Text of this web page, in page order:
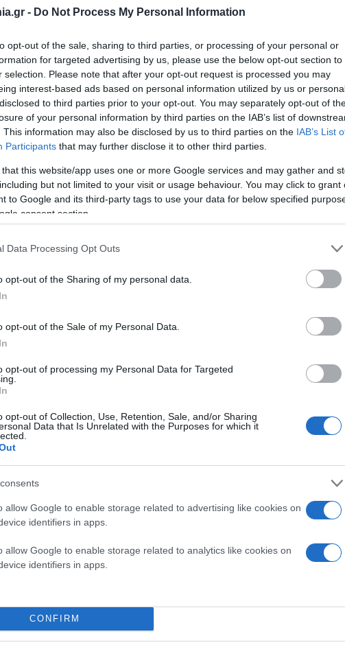
- Do Not Process My Personal Information
opt-out of the sale, sharing to third parties, or processing of your personal or
for targeted advertising by us, please use the below opt-out section to
selection. Please note that after your opt-out request is processed you may
interest-based ads based on personal information utilized by us or
to third parties prior to your opt-out. You may separately opt-out of
of your personal information by third parties on the IAB’s list of
This information may also be disclosed by us to third parties on the IAB’s List
Participants that may further disclose it to other third parties.
that this website/app uses one or more Google services and may gather and
but not limited to your visit or usage behaviour. You may click to grant
to Google and its third-party tags to use your data for below specified
consent section.
Data Processing Opt Outs
opt-out of the Sharing of my personal data.
opt-out of the Sale of my Personal Data.
opt-out of processing my Personal Data for Targeted
opt-out of Collection, Use, Retention, Sale, and/or Sharing
Data that Is Unrelated with the Purposes for which it
allow Google to enable storage related to advertising like cookies on
identifiers in apps.
allow Google to enable storage related to analytics like cookies on
identifiers in apps.
CONFIRM
- Εντοπίστηκαν φορτηγά, να μεταφέρουν, χωρίς
πρωινές ώρες, εξερχόμενα στο λιμάνι της Μυκόνου
- Ανώνυμη εταιρεία με ηλεκτρολογικά υλικά στη
εκδώσει τιμολόγια. Σφραγίστηκε και ήδη ελέγχεται και
- Σφραγίστηκε το κατάστημα συνεταιρισμού,
- Για τους ίδιους λόγους, σφραγίστηκαν άλλες
Σύμφωνα με τους σχεδιασμούς της ΑΑΔΕ, οι έλεγχοι
δεν υπάρχει έντονη τουριστική κίνηση, η φοροδιαφυγή
Εκτός του σφραγίσματος και των προστίμων, οι
την ΑΑΔΕ.